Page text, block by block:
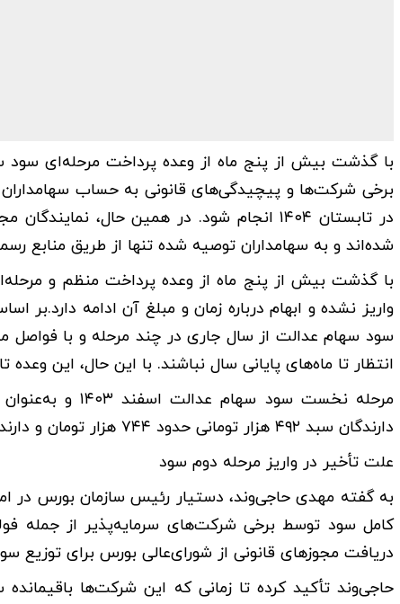
با گذشت بیش از پنج ماه از وعده پرداخت مرحله‌ای سود
برخی شرکت‌ها و پیچیدگی‌های قانونی به حساب
در تابستان ۱۴۰۴ انجام شود. در همین حال،
شده‌اند و به سهامداران توصیه شده تنها از طریق منابع
با گذشت بیش از پنج ماه از وعده پرداخت منظم و
واریز نشده و ابهام درباره زمان و مبلغ آن ادامه
سود سهام عدالت از سال جاری در چند مرحله و با فواصل
انتظار تا ماه‌های پایانی سال نباشند. با این حال، این
دارندگان سبد ۴۹۲ هزار تومانی حدود ۷۴۴ هزار تومان و دارندگان سبد یک‌میلیون تومانی بیش از ۱.۵ میلیون تومان دریافت کردند
علت تأخیر در واریز مرحله دوم سود
به گفته مهدی حاجی‌وند، دستیار رئیس سازمان بورس در
کامل سود توسط برخی شرکت‌های سرمایه‌پذیر از جمله
دریافت مجوز‌های قانونی از شورای‌عالی بورس برای توزیع
حاجی‌وند تأکید کرده تا زمانی که این شرکت‌ها